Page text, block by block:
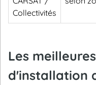
Collectivités
Les
d'installation